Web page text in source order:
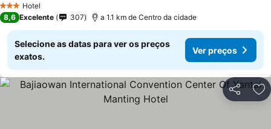
3 EstrelasHotel
8,6 Excelente 307 a 1.1 km de Centro da cidade
Selecione as datas para ver os preços
exatos.
Ver preços
Partilhar